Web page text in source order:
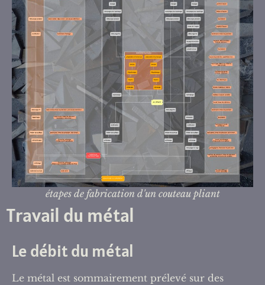
étapes de fabrication d'un couteau pliant
Travail du métal
Le débit du métal
Le métal est sommairement prélevé sur des